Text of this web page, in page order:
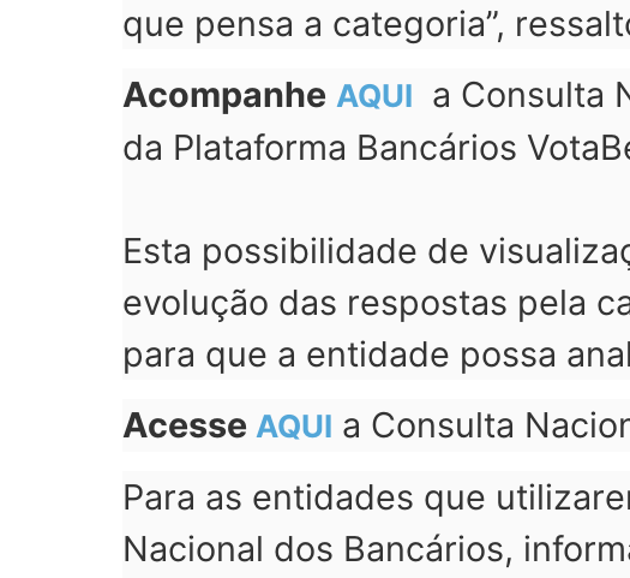
que pensa a categoria”,
Acompanhe AQUI a Consulta
da Plataforma Bancários
Esta possibilidade de
evolução das respostas pela
para que a entidade possa
Acesse AQUI a Consulta
Para as entidades que
Nacional dos Bancários,